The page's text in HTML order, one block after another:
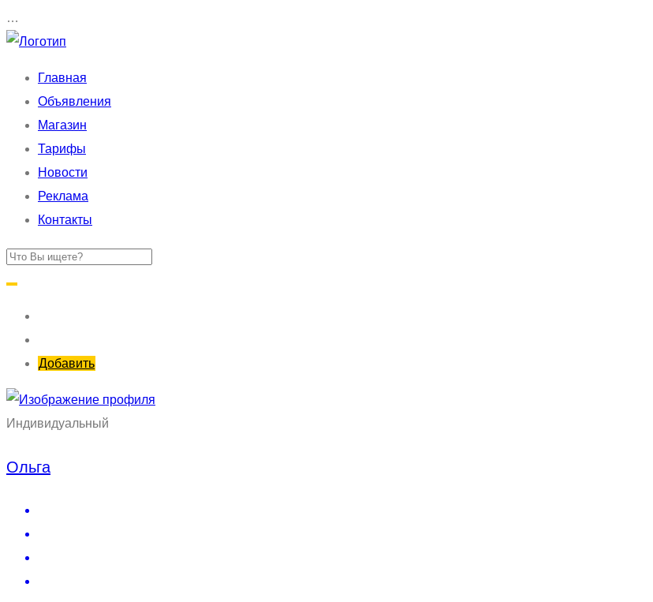
…
Главная
Объявления
Магазин
Тарифы
Новости
Реклама
Контакты
Добавить
Индивидуальный
Ольга